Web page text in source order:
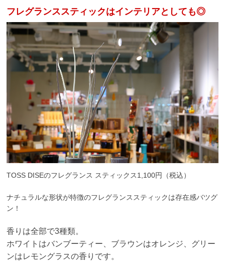
フレグランススティックはインテリアとしても◎
TOSS DISEのフレグランス スティックス1,100円（税込）
ナチュラルな形状が特徴のフレグランススティックは存在感バツグ
ン！
香りは全部で3種類。
ホワイトはバンブーティー、ブラウンはオレンジ、グリー
ンはレモングラスの香りです。